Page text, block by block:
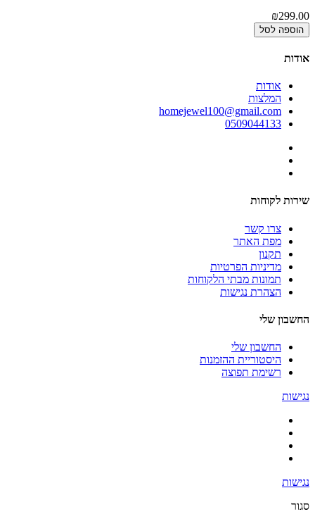
₪299.00
הוספה לסל
אודות
אודות
המלצות
homejewel100@gmail.com
0509044133
שירות לקוחות
צרו קשר
מפת האתר
תקנון
מדיניות הפרטיות
תמונות מבתי הלקוחות
הצהרת נגישות
החשבון שלי
החשבון שלי
היסטוריית ההזמנות
רשימת תפוצה
נגישות
נגישות
סגור